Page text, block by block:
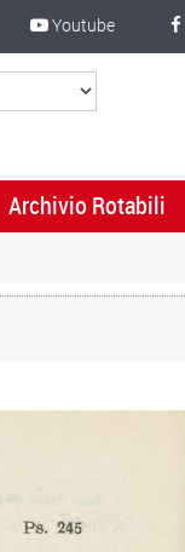
Youtube
Archivio Rotabili